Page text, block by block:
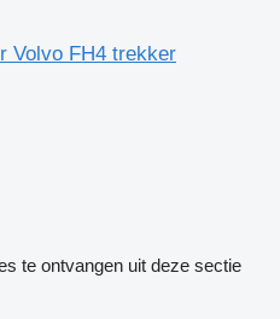
Volvo FH4 trekker
te ontvangen uit deze sectie